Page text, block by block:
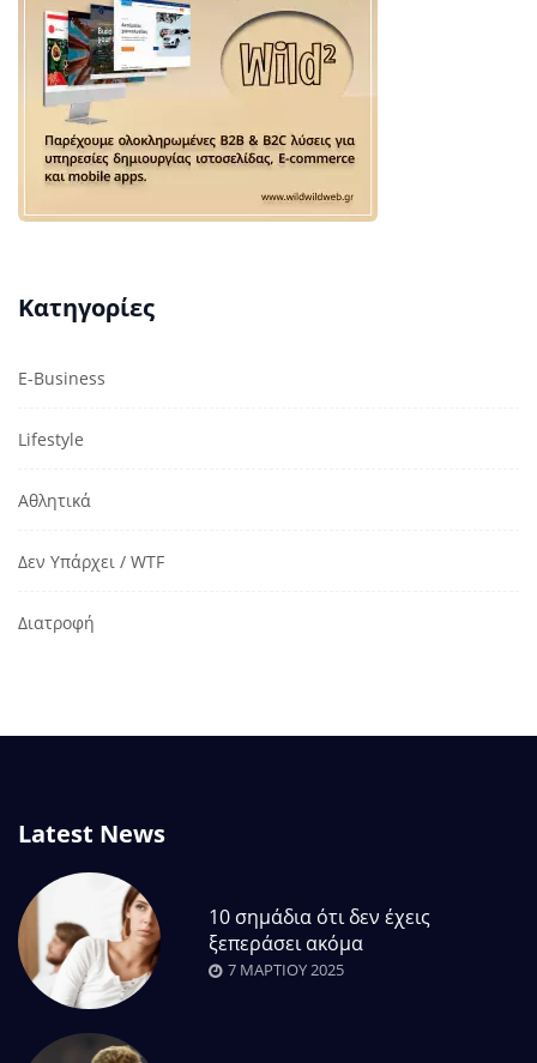
Κατηγορίες
E-Business
Lifestyle
Αθλητικά
Δεν Υπάρχει / WTF
Διατροφή
Latest News
10 σημάδια ότι δεν έχεις
ξεπεράσει ακόμα
7 ΜΑΡΤΊΟΥ 2025